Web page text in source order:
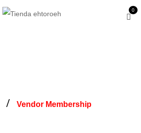
0
Vendor Membership